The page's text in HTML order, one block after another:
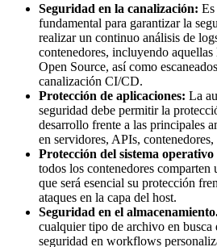
Seguridad en la canalización:
fundamental para garantizar la
realizar un continuo análisis de
contenedores, incluyendo
Open Source, así como
canalización CI/CD.
Protección de aplicaciones: La
seguridad debe permitir la
desarrollo frente a las principales
en servidores, APIs,
Protección del sistema operativo
todos los contenedores
que será esencial su protección
ataques en la capa del host.
Seguridad en el
cualquier tipo de archivo en busca
seguridad en workflows